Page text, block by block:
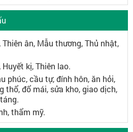
Thiên ân, Mẫu thương, Thủ nhật,
kị, Thiên lao.
phúc, cầu tự, đính hôn, ăn hỏi,
thổ, đổ mái, sửa kho, giao dịch,
thẩm mỹ.